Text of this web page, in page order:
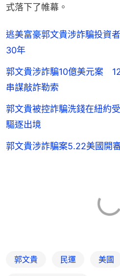
式落下了帷幕。
逃美富豪郭文貴涉詐騙投資
30年
郭文貴涉詐騙10億美元案
串謀敲詐勒索
郭文貴被控詐騙洗錢在紐約
驅逐出境
郭文貴涉詐騙案5.22美國開
郭文貴 民運 美國